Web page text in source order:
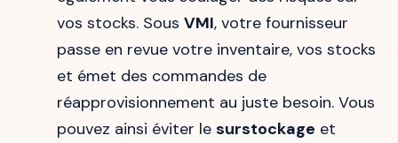
vos stocks. Sous VMI, votre fournisseur
passe en revue votre inventaire, vos stocks
et émet des commandes de
réapprovisionnement au juste besoin. Vous
pouvez ainsi éviter le surstockage et